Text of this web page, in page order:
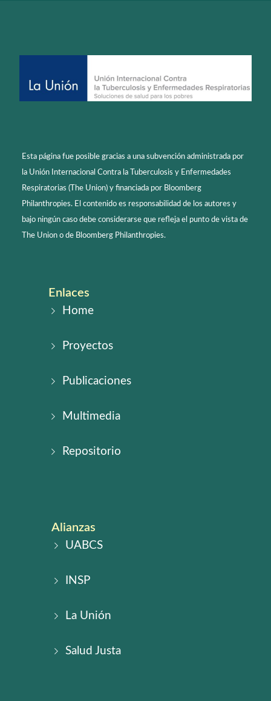
Esta página fue posible gracias a una subvención administrada por
la Unión Internacional Contra la Tuberculosis y Enfermedades
Respiratorias (The Union) y financiada por Bloomberg
Philanthropies. El contenido es responsabilidad de los autores y
bajo ningún caso debe considerarse que refleja el punto de vista de
The Union o de Bloomberg Philanthropies.
Enlaces
Home
Proyectos
Publicaciones
Multimedia
Repositorio
Alianzas
UABCS
INSP
La Unión
Salud Justa